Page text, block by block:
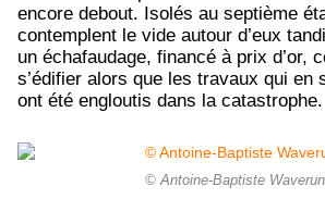
encore debout. Isolés au septième
contemplent le vide autour d’eux
un échafaudage, financé à prix d’or,
s’édifier alors que les travaux qui en
ont été engloutis dans la catastrophe.
© Antoine-Baptiste